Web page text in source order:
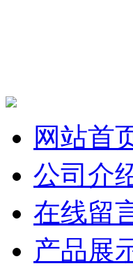
网站首
公司介
在线留
产品展